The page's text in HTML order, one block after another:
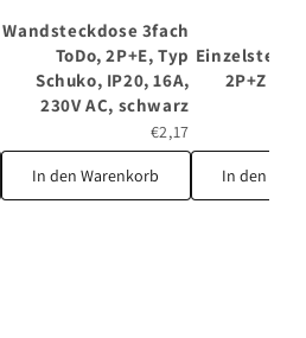
Wandsteckdose 3fach
ToDo, 2P+E, Typ
Schuko, IP20, 16A,
230V AC, schwarz
€2,17
In den Warenkorb
2P+Z
In den